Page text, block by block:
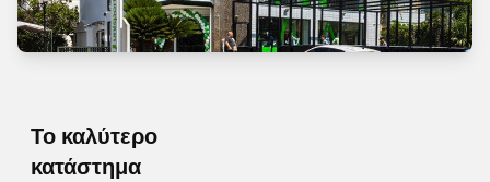
Το καλύτερο
κατάστημα